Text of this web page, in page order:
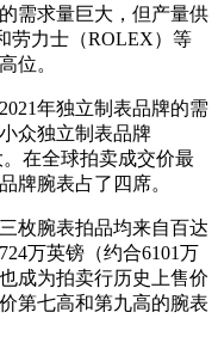
需求量巨大，但产量供
劳力士（ROLEX）等
位。
年独立制表品牌的需
众独立制表品牌
。在全球拍卖成交价最
牌腕表占了四席。
腕表拍品均来自百达
万英镑（约合6101万
成为拍卖行历史上售价
第七高和第九高的腕表